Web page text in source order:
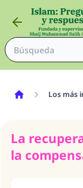
Los más
La
la